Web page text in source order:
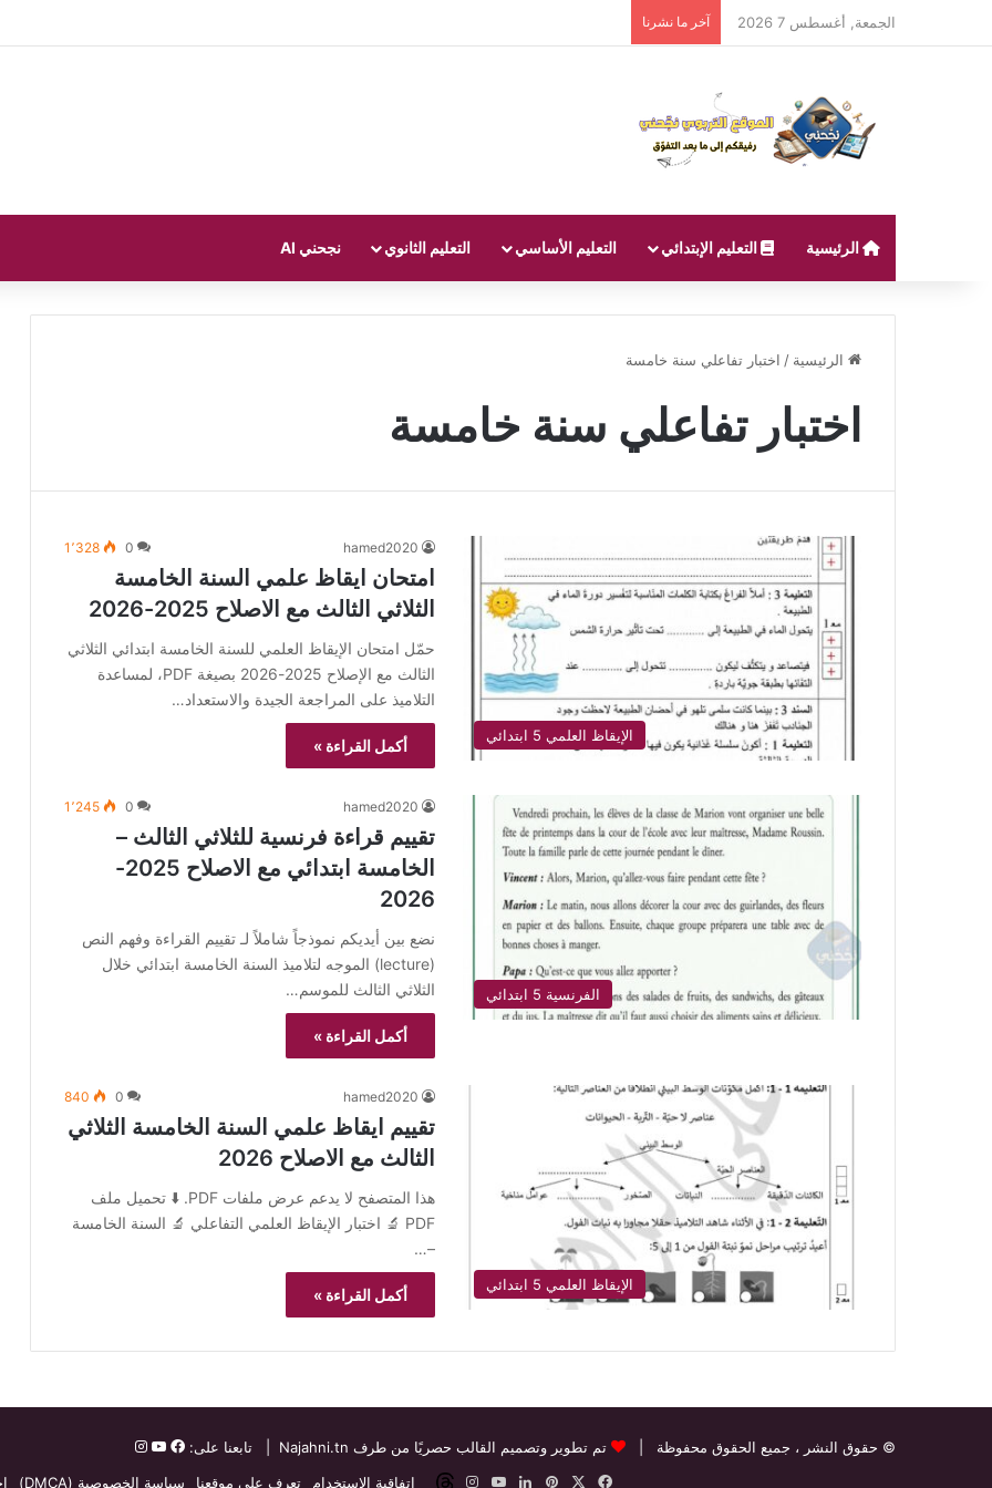
الجمعة, أغسطس 7 2026 آخر ما نشرنا
الرئيسية التعليم الإبتدائي التعليم الأساسي التعليم الثانوي نجحني AI
الرئيسية / اختبار تفاعلي سنة خامسة
اختبار تفاعلي سنة خامسة
الإيقاظ العلمي 5 ابتدائي
hamed2020
0 1٬328
امتحان ايقاظ علمي السنة الخامسة
الثلاثي الثالث مع الاصلاح 2025-2026
حمّل امتحان الإيقاظ العلمي للسنة الخامسة ابتدائي الثلاثي
الثالث مع الإصلاح 2025-2026 بصيغة PDF، لمساعدة
التلاميذ على المراجعة الجيدة والاستعداد…
أكمل القراءة »
الفرنسية 5 ابتدائي
hamed2020
0 1٬245
تقييم قراءة فرنسية للثلاثي الثالث –
الخامسة ابتدائي مع الاصلاح 2025-
2026
نضع بين أيديكم نموذجاً شاملاً لـ تقييم القراءة وفهم النص
(lecture) الموجه لتلاميذ السنة الخامسة ابتدائي خلال
الثلاثي الثالث للموسم…
أكمل القراءة »
الإيقاظ العلمي 5 ابتدائي
hamed2020
0
840
تقييم ايقاظ علمي السنة الخامسة الثلاثي
الثالث مع الاصلاح 2026
هذا المتصفح لا يدعم عرض ملفات PDF. ⬇️ تحميل ملف
PDF 🔬 اختبار الإيقاظ العلمي التفاعلي 🔬 السنة الخامسة
–…
أكمل القراءة »
© حقوق النشر ، جميع الحقوق محفوظة | تم تطوير وتصميم القالب حصريًا من طرف Najahni.tn | تابعنا على:
اتفاقية الاستخدام
تعرف على موقعنا سياسة الخصوصية (DMCA) فيسبوكبينتيريست
لينكدإن‫YouTube
انستقرامthreads